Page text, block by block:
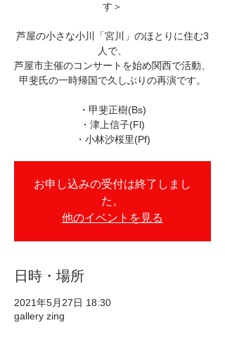
す＞
芦屋の小さな小川「宮川」のほとりに住む3
人で、
芦屋市主催のコンサートを始め関西で活動、
甲斐氏の一時帰国で久しぶりの再演です。
・甲斐正樹(Bs)
・津上信子(Fl)
・小林沙桜里(Pf)
お申し込みの受付は終了しまし
た。
他のイベントを見る
日時・場所
2021年5月27日 18:30
gallery zing